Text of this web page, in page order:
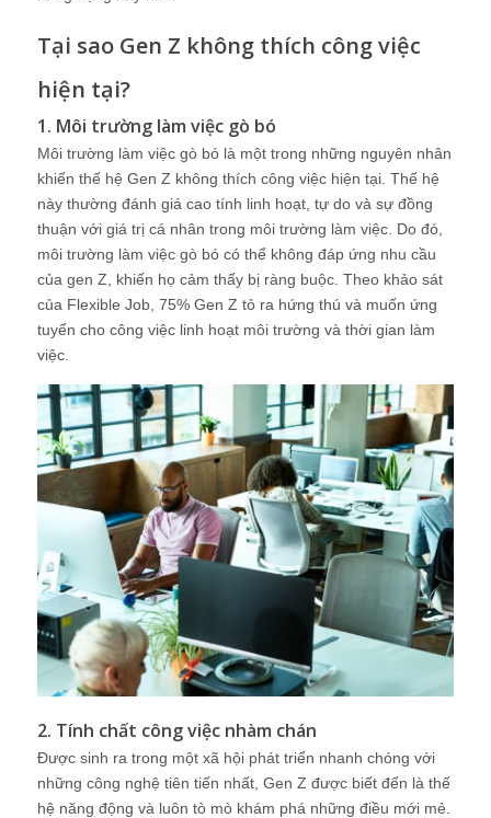
Tại sao Gen Z không thích công việc
hiện tại?
1. Môi trường làm việc gò bó
Môi trường làm việc gò bó là một trong những nguyên nhân
khiến thế hệ Gen Z không thích công việc hiện tại. Thế hệ
này thường đánh giá cao tính linh hoạt, tự do và sự đồng
thuận với giá trị cá nhân trong môi trường làm việc. Do đó,
môi trường làm việc gò bó có thể không đáp ứng nhu cầu
của gen Z, khiến họ cảm thấy bị ràng buộc. Theo khảo sát
của Flexible Job, 75% Gen Z tỏ ra hứng thú và muốn ứng
tuyển cho công việc linh hoạt môi trường và thời gian làm
việc.
2. Tính chất công việc nhàm chán
Được sinh ra trong một xã hội phát triển nhanh chóng với
những công nghệ tiên tiến nhất, Gen Z được biết đến là thế
hệ năng động và luôn tò mò khám phá những điều mới mẻ.